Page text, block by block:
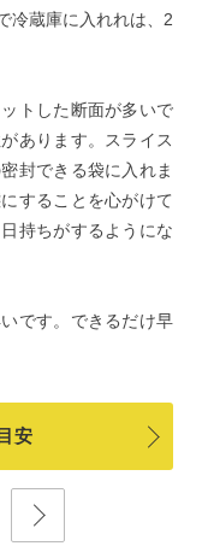
冷蔵庫に入れれは、2
トした断面が多いで
あります。スライス
封できる袋に入れま
することを心がけて
持ちがするようにな
です。できるだけ早
安